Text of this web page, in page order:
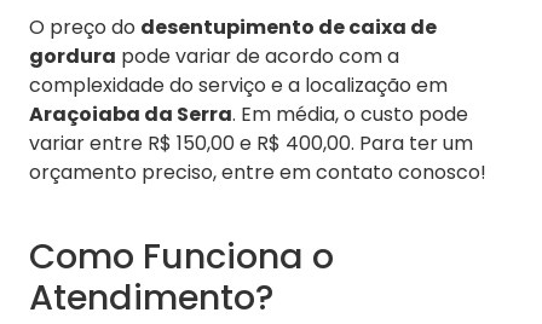
O preço do desentupimento de caixa de
gordura pode variar de acordo com a
complexidade do serviço e a localização em
Araçoiaba da Serra. Em média, o custo pode
variar entre R$ 150,00 e R$ 400,00. Para ter um
orçamento preciso, entre em contato conosco!
Como Funciona o
Atendimento?